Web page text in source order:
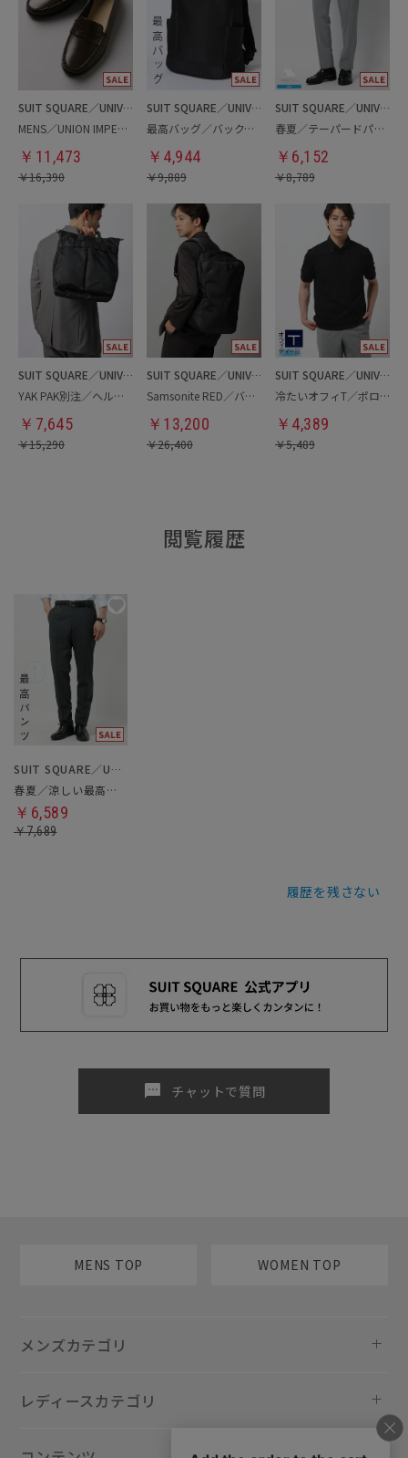
SUIT SQUARE／UNIVERSAL LANGUAGE
MENS／UNION IMPERIAL監修／コインローファー
￥ 11,473
￥16,390
SUIT SQUARE／UNIVERSAL LANGUAGE
最高バッグ／バックパック
￥ 4,944
￥9,889
SUIT SQUARE／UNIVERSAL LANGUAGE
春夏／テーパードパンツ
￥ 6,152
￥8,789
SUIT SQUARE／UNIVERSAL LANGUAGE
YAK PAK別注／ヘルメットバッグ
￥ 7,645
￥15,290
SUIT SQUARE／UNIVERSAL LANGUAGE
Samsonite RED／バックパック
￥ 13,200
￥26,400
SUIT SQUARE／UNIVERSAL LANGUAGE
冷たいオフィT／ポロシャツ
￥ 4,389
￥5,489
閲覧履歴
SUIT SQUARE／UNIVERSAL LANGUAGE
春夏／涼しい最高パンツ
￥6,589
￥7,689
履歴を残さない
sms チャットで質問
MENS TOP WOMEN TOP
メンズカテゴリ
レディースカテゴリ